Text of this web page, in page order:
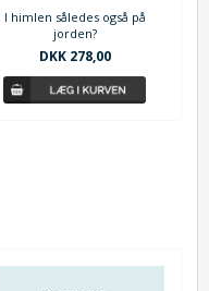
I himlen således også på
jorden?
DKK 278,00